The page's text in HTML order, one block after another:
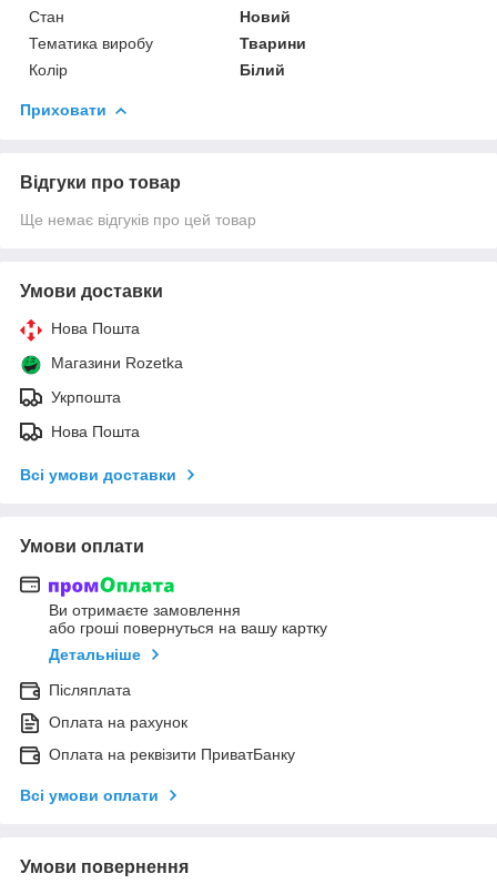
Стан
Новий
Тематика виробу
Тварини
Колір
Білий
Приховати
Відгуки про товар
Ще немає відгуків про цей товар
Умови доставки
Нова Пошта
Магазини Rozetka
Укрпошта
Нова Пошта
Всі умови доставки
Умови оплати
Ви отримаєте замовлення
або гроші повернуться на вашу картку
Детальніше
Післяплата
Оплата на рахунок
Оплата на реквізити ПриватБанку
Всі умови оплати
Умови повернення